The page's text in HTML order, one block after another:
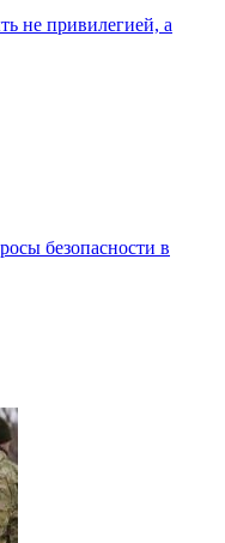
не привилегией, а
безопасности в